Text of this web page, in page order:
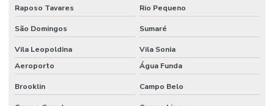
AUTOMAÇÃO
RESIDENCIAL
GRANDE MS
AUTOMAÇÃO
RESIDENCIAL
CASCAVEL
Raposo Tavares Rio Pequeno
São Domingos Sumaré
Vila Leopoldina
Vila Sonia
Aeroporto
Água Funda
Brooklin Campo Belo